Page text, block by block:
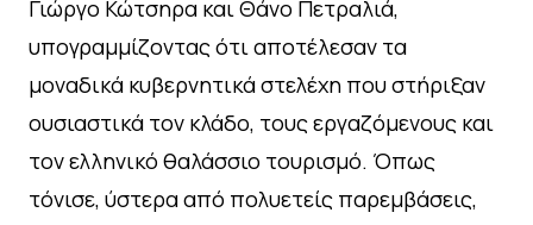
Γιώργο Κώτσηρα και Θάνο Πετραλιά,
υπογραμμίζοντας ότι αποτέλεσαν τα
μοναδικά κυβερνητικά στελέχη που στήριξαν
ουσιαστικά τον κλάδο, τους εργαζόμενους και
τον ελληνικό θαλάσσιο τουρισμό. Όπως
τόνισε, ύστερα από πολυετείς παρεμβάσεις,